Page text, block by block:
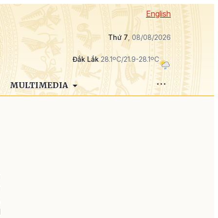
English
Thứ 7, 08/08/2026
Đắk Lắk28.1ºC/21.9-28.1ºC
MULTIMEDIA